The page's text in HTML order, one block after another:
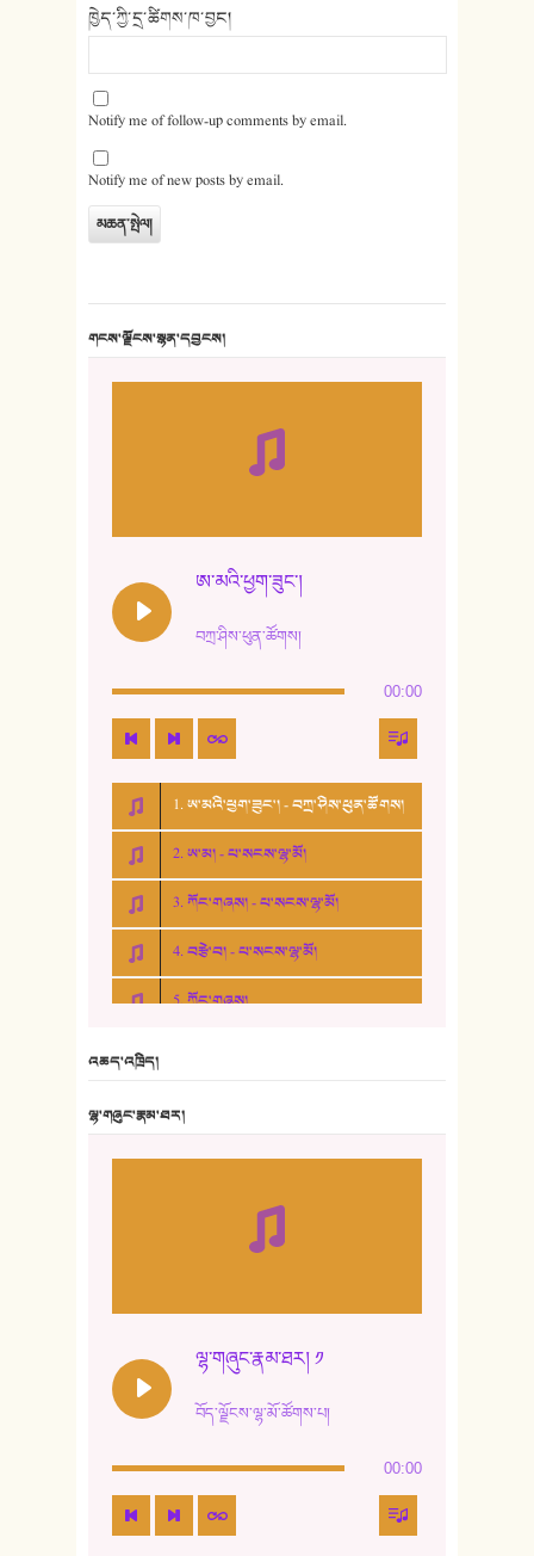
ཁྱེད་ཀྱི་དྲ་ཚིགས་ཁ་བྱང།
Notify me of follow-up comments by email.
Notify me of new posts by email.
གངས་ལྗོངས་སྙན་དབྱངས།
ཨ་མའི་ཕྱག་ཟུང་།
བཀྲ་ཤིས་ཕུན་ཚོགས།
00:00
1. ཨ་མའི་ཕྱག་ཟུང་། - བཀྲ་ཤིས་ཕུན་ཚོགས།
2. ཨ་མ། - པ་སངས་ལྷ་མོ།
3. ཀོང་གཞས། - པ་སངས་ལྷ་མོ།
4. བརྩེ་བ། - པ་སངས་ལྷ་མོ།
5. ཀོང་གཞས།
10. ཆང་གཞས། ༣
15. ཤམ་པ་ལ་ཡི་སྲས་མོ།
16. ལྷ་བུ་དར་བུ།
འཆད་འཁྲིད།
ལྷ་གཞུང་རྣམ་ཐར།
ལྷ་གཞུང་རྣམ་ཐར། ༡
བོད་ལྗོངས་ལྷ་མོ་ཚོགས་པ།
00:00